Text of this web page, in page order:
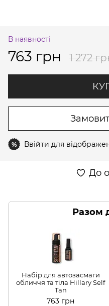
В наявності
763 грн 1 272
% Ввійти для
До
Разом
Набір для автозасмаги
обличчя та тіла Hillary Self
Tan
763 грн